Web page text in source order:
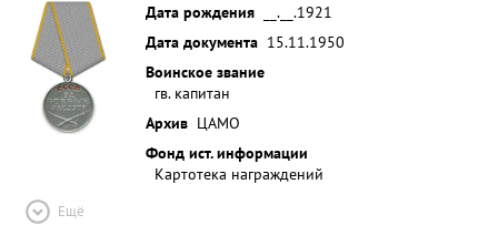
Дата рождения
__.__.1921
Дата документа 15.11.1950
Воинское звание
гв. капитан
Архив ЦАМО
Фонд ист. информации
Картотека награждений
Ещё